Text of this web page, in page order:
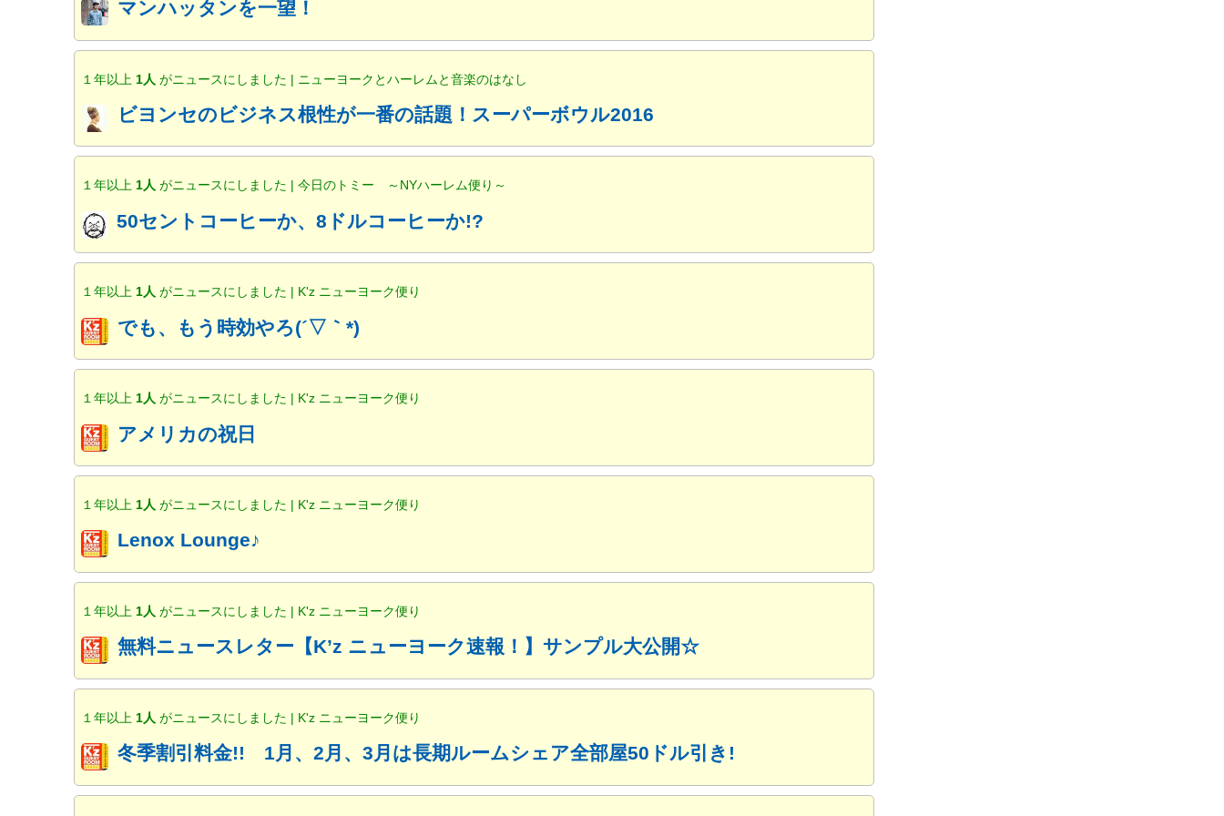
マンハッタンを一望！
１年以上 1人がニュースにしました | ニューヨークとハーレムと音楽のはなし
ビヨンセのビジネス根性が一番の話題！スーパーボウル2016
１年以上1人がニュースにしました | 今日のトミー ～NYハーレム便り～
50セントコーヒーか、8ドルコーヒーか!?
１年以上1人がニュースにしました | K'z ニューヨーク便り
でも、もう時効やろ(´▽｀*)
１年以上 1人がニュースにしました | K'z ニューヨーク便り
アメリカの祝日
１年以上 1人がニュースにしました | K'z ニューヨーク便り
Lenox Lounge♪
１年以上 1人がニュースにしました | K'z ニューヨーク便り
無料ニュースレター【K’z ニューヨーク速報！】サンプル大公開☆
１年以上 1人がニュースにしました | K'z ニューヨーク便り
冬季割引料金!! 1月、2月、3月は長期ルームシェア全部屋50ドル引き!